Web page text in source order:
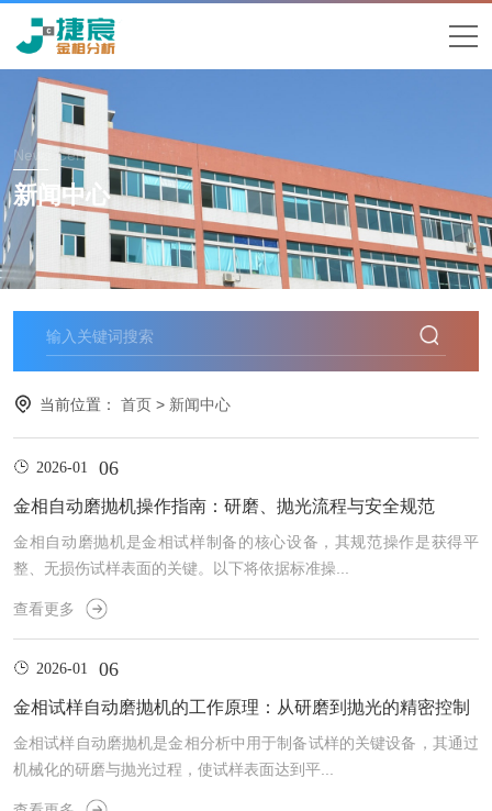
News Center
新闻中心
当前位置： 首页 > 新闻中心
2026-01 06
金相自动磨抛机操作指南：研磨、抛光流程与安全规范
金相自动磨抛机是金相试样制备的核心设备，其规范操作是获得平
整、无损伤试样表面的关键。以下将依据标准操...
查看更多
2026-01 06
金相试样自动磨抛机的工作原理：从研磨到抛光的精密控制
金相试样自动磨抛机是金相分析中用于制备试样的关键设备，其通过
机械化的研磨与抛光过程，使试样表面达到平...